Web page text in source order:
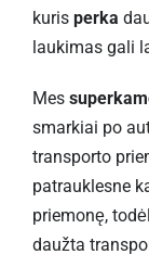
kuris perka
laukimas gali
Mes
smarkiai po
transporto
patrauklesne
priemonę,
daužta